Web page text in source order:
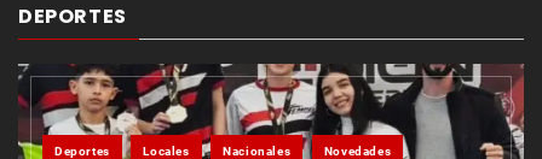
DEPORTES
Deportes Locales Nacionales Novedades